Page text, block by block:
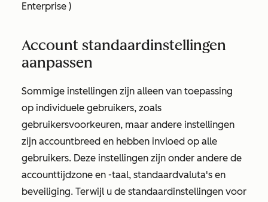
Enterprise )
Account standaardinstellingen
aanpassen
Sommige instellingen zijn alleen van toepassing
op individuele gebruikers, zoals
gebruikersvoorkeuren, maar andere instellingen
zijn accountbreed en hebben invloed op alle
gebruikers. Deze instellingen zijn onder andere de
accounttijdzone en -taal, standaardvaluta's en
beveiliging. Terwijl u de standaardinstellingen voor